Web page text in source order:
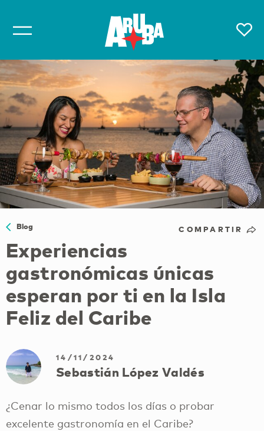
Blog COMPARTIR
Experiencias
gastronómicas únicas
esperan por ti en la Isla
Feliz del Caribe
14/11/2024
Sebastián López Valdés
¿Cenar lo mismo todos los días o probar
excelente gastronomía en el Caribe?